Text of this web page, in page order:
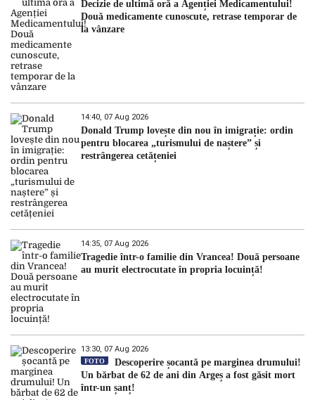
Decizie de ultimă oră a Agenției Medicamentului!
Două medicamente cunoscute, retrase temporar de
la vânzare
14:40, 07 Aug 2026
Donald Trump lovește din nou în imigrație: ordin
pentru blocarea „turismului de naștere” și
restrângerea cetățeniei
14:35, 07 Aug 2026
Tragedie într-o familie din Vrancea! Două persoane
au murit electrocutate în propria locuință!
13:30, 07 Aug 2026
FOTO
Descoperire șocantă pe marginea drumului!
Un bărbat de 62 de ani din Argeș a fost găsit mort
într-un șanț!